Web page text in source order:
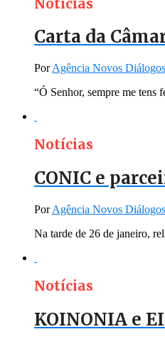
Notícias
Carta da
PorAgência Novos Diálogos
“Ó Senhor, sempre me tens
Notícias
CONIC e
PorAgência Novos Diálogos
Na tarde de 26 de janeiro,
Notícias
KOINONIA e